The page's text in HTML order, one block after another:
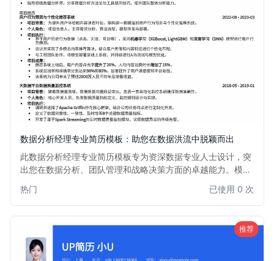
数据分析经理专业简历模板：助您在数据洪流中脱颖而出
此数据分析经理专业简历模板专为资深数据专业人士设计，突
出您在数据分析、团队管理和战略决策方面的卓越能力。模板
对数据驱动业务增长的贡献，助您轻松斩获心仪的Data
Analysis Manager职位。
热门 已使用 0 次
推荐